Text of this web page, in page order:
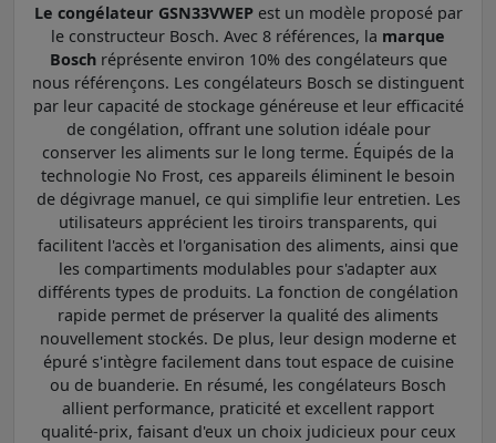
Le congélateur GSN33VWEPest un modèle proposé par
le constructeur Bosch. Avec 8 références, la marque
Boschréprésente environ 10% des congélateurs que
nous référençons. Les congélateurs Bosch se distinguent
par leur capacité de stockage généreuse et leur efficacité
de congélation, offrant une solution idéale pour
conserver les aliments sur le long terme. Équipés de la
technologie No Frost, ces appareils éliminent le besoin
de dégivrage manuel, ce qui simplifie leur entretien. Les
utilisateurs apprécient les tiroirs transparents, qui
facilitent l'accès et l'organisation des aliments, ainsi que
les compartiments modulables pour s'adapter aux
différents types de produits. La fonction de congélation
rapide permet de préserver la qualité des aliments
nouvellement stockés. De plus, leur design moderne et
épuré s'intègre facilement dans tout espace de cuisine
ou de buanderie. En résumé, les congélateurs Bosch
allient performance, praticité et excellent rapport
qualité-prix, faisant d'eux un choix judicieux pour ceux